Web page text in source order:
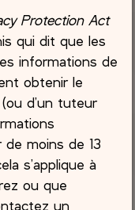
Protection Act
qui dit que les
informations de
obtenir le
d’un tuteur
moins de 13
s’applique à
ou que
un